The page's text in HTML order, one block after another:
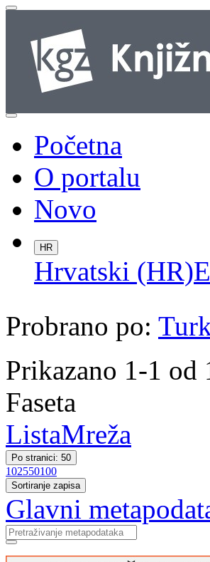
Početna
O portalu
Novo
HR
Hrvatski (HR)
Probrano po:
Prikazano 1-1 od
Faseta
ListaMreža
Po stranici: 50
102550100
Sortiranje zapisa
Glavni